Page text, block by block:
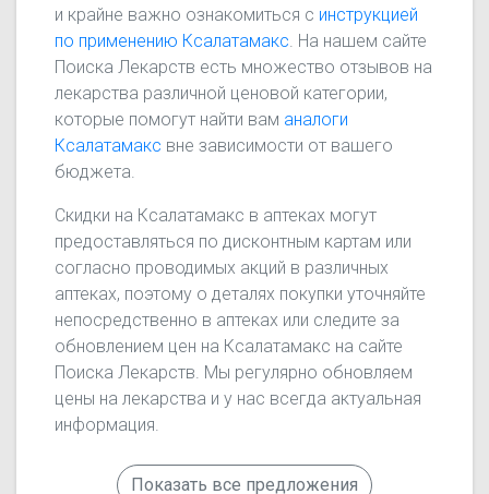
и крайне важно ознакомиться с инструкцией
по применению Ксалатамакс . На нашем сайте
Поиска Лекарств есть множество отзывов на
лекарства различной ценовой категории,
которые помогут найти вам аналоги
Ксалатамакс вне зависимости от вашего
бюджета.
Скидки на Ксалатамакс в аптеках могут
предоставляться по дисконтным картам или
согласно проводимых акций в различных
аптеках, поэтому о деталях покупки уточняйте
непосредственно в аптеках или следите за
обновлением цен на Ксалатамакс на сайте
Поиска Лекарств. Мы регулярно обновляем
цены на лекарства и у нас всегда актуальная
информация.
Показать все предложения